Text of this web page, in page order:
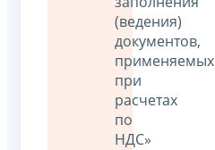
(ведения)
документов,
применяемых
при
расчетах
по
НДС»